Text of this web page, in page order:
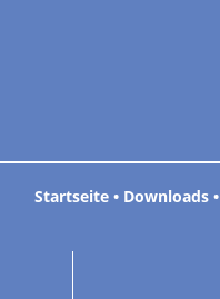
Startseite• Downloads•